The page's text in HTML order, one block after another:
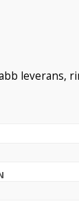
leverans,